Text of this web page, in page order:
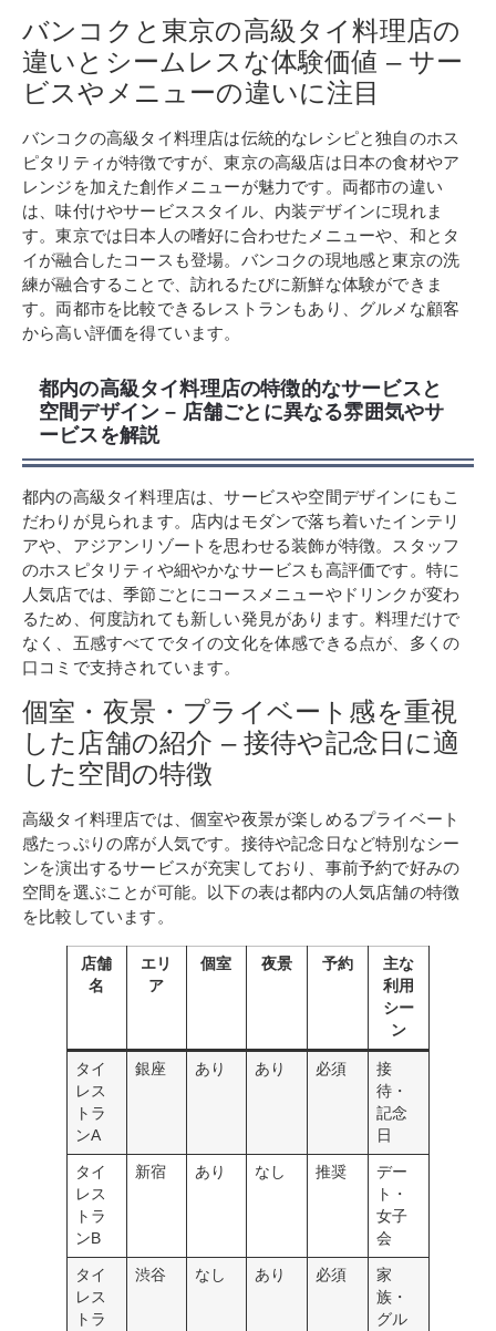
バンコクと東京の高級タイ料理店の
違いとシームレスな体験価値 – サー
ビスやメニューの違いに注目
バンコクの高級タイ料理店は伝統的なレシピと独自のホス
ピタリティが特徴ですが、東京の高級店は日本の食材やア
レンジを加えた創作メニューが魅力です。両都市の違い
は、味付けやサービススタイル、内装デザインに現れま
す。東京では日本人の嗜好に合わせたメニューや、和とタ
イが融合したコースも登場。バンコクの現地感と東京の洗
練が融合することで、訪れるたびに新鮮な体験ができま
す。両都市を比較できるレストランもあり、グルメな顧客
から高い評価を得ています。
都内の高級タイ料理店の特徴的なサービスと
空間デザイン – 店舗ごとに異なる雰囲気やサ
ービスを解説
都内の高級タイ料理店は、サービスや空間デザインにもこ
だわりが見られます。店内はモダンで落ち着いたインテリ
アや、アジアンリゾートを思わせる装飾が特徴。スタッフ
のホスピタリティや細やかなサービスも高評価です。特に
人気店では、季節ごとにコースメニューやドリンクが変わ
るため、何度訪れても新しい発見があります。料理だけで
なく、五感すべてでタイの文化を体感できる点が、多くの
口コミで支持されています。
個室・夜景・プライベート感を重視
した店舗の紹介 – 接待や記念日に適
した空間の特徴
高級タイ料理店では、個室や夜景が楽しめるプライベート
感たっぷりの席が人気です。接待や記念日など特別なシー
ンを演出するサービスが充実しており、事前予約で好みの
空間を選ぶことが可能。以下の表は都内の人気店舗の特徴
を比較しています。
店舗
名
エリ
ア
個室 夜景 予約
主な
利用
シー
ン
タイ
レス
トラ
ンA
銀座 あり あり 必須
接
待・
記念
日
タイ
レス
トラ
ンB
新宿 あり なし 推奨
デー
ト・
女子
会
タイ
レス
トラ
渋谷 なし あり 必須
家
族・
グル